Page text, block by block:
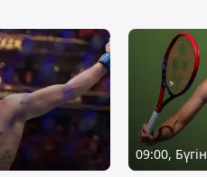
09:00, Бүгін